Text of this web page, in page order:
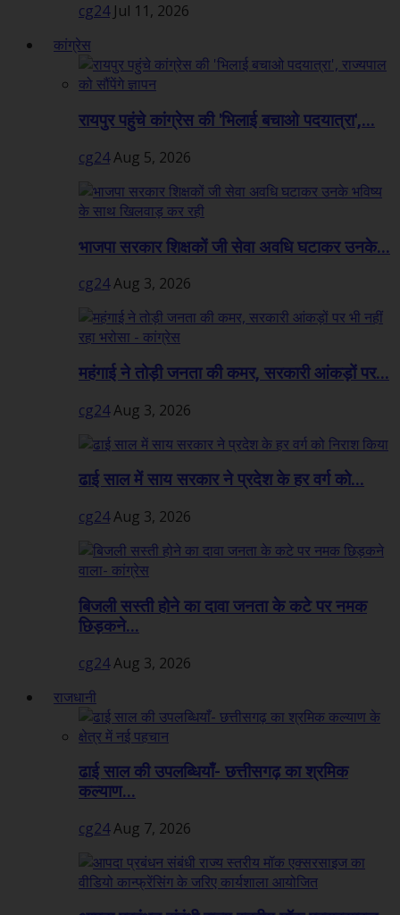
cg24 Jul 11, 2026
कांग्रेस
रायपुर पहुंचे कांग्रेस की 'भिलाई बचाओ पदयात्रा',...
cg24Aug 5, 2026
भाजपा सरकार शिक्षकों जी सेवा अवधि घटाकर उनके...
cg24Aug 3, 2026
महंगाई ने तोड़ी जनता की कमर, सरकारी आंकड़ों पर...
cg24Aug 3, 2026
ढाई साल में साय सरकार ने प्रदेश के हर वर्ग को...
cg24Aug 3, 2026
बिजली सस्ती होने का दावा जनता के कटे पर नमक
छिड़कने...
cg24Aug 3, 2026
राजधानी
ढाई साल की उपलब्धियाँ- छत्तीसगढ़ का श्रमिक
कल्याण...
cg24Aug 7, 2026